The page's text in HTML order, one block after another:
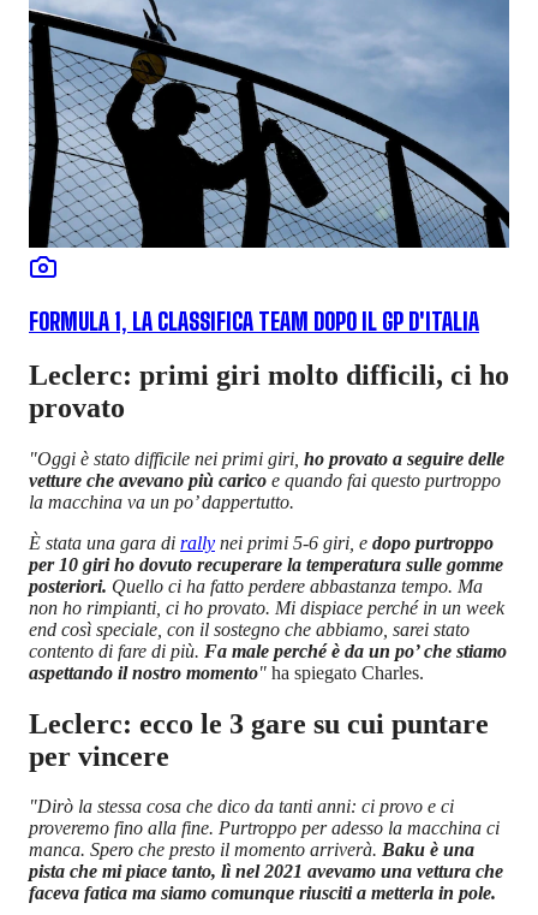
FORMULA 1, LA CLASSIFICA TEAM DOPO IL GP D'ITALIA
Leclerc: primi giri molto difficili, ci ho
provato
"Oggi è stato difficile nei primi giri, ho provato a seguire delle
vetture che avevano più carico e quando fai questo purtroppo
la macchina va un po’ dappertutto.
È stata una gara di rally nei primi 5-6 giri, e dopo purtroppo
per 10 giri ho dovuto recuperare la temperatura sulle gomme
posteriori. Quello ci ha fatto perdere abbastanza tempo. Ma
non ho rimpianti, ci ho provato. Mi dispiace perché in un week
end così speciale, con il sostegno che abbiamo, sarei stato
contento di fare di più. Fa male perché è da un po’ che stiamo
aspettando il nostro momento" ha spiegato Charles.
Leclerc: ecco le 3 gare su cui puntare
per vincere
"Dirò la stessa cosa che dico da tanti anni: ci provo e ci
proveremo fino alla fine. Purtroppo per adesso la macchina ci
manca. Spero che presto il momento arriverà. Baku è una
pista che mi piace tanto, lì nel 2021 avevamo una vettura che
faceva fatica ma siamo comunque riusciti a metterla in pole.